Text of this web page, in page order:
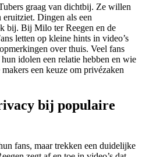
graag van dichtbij. Ze willen
Dingen als een
bij. Bij Milo ter Reegen en de
letten op kleine hints in video’s
over thuis. Veel fans
idolen een relatie hebben en wie
een keuze om privézaken
bij populaire
fans, maar trekken een duidelijke